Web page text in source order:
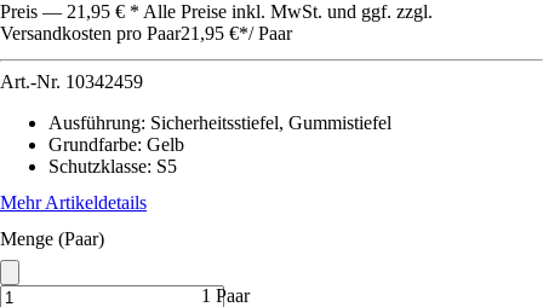
Preis — 21,95 € * Alle Preise inkl. MwSt. und ggf. zzgl.
Versandkosten pro Paar21,95 €*/ Paar
Art.-Nr. 10342459
Ausführung: Sicherheitsstiefel, Gummistiefel
Grundfarbe: Gelb
Schutzklasse: S5
Mehr Artikeldetails
Menge (Paar)
1 Paar